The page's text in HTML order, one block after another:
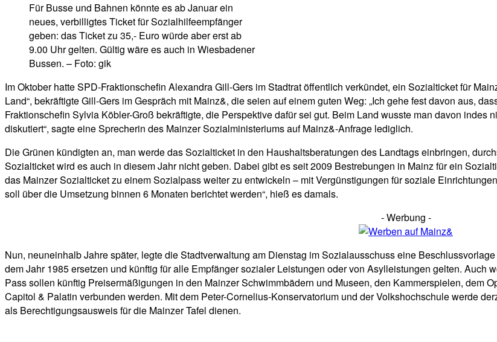
Für Busse und Bahnen könnte es ab Januar ein
neues, verbilligtes Ticket für Sozialhilfeempfänger
geben: das Ticket zu 35,- Euro würde aber erst ab
9.00 Uhr gelten. Gültig wäre es auch in Wiesbadener
Bussen. – Foto: gik
Im Oktober hatte SPD-Fraktionschefin Alexandra Gill-Gers im Stadtrat öffentlich verkündet, ein Sozialticket für
Land“, bekräftigte Gill-Gers im Gespräch mit Mainz&, die seien auf einem guten Weg: „Ich gehe fest davon aus,
Fraktionschefin Sylvia Köbler-Groß bekräftigte, die Perspektive dafür sei gut. Beim Land wusste man davon indes
diskutiert“, sagte eine Sprecherin des Mainzer Sozialministeriums auf Mainz&-Anfrage lediglich.
Die Grünen kündigten an, man werde das Sozialticket in den Haushaltsberatungen des Landtags einbringen,
Sozialticket wird es auch in diesem Jahr nicht geben. Dabei gibt es seit 2009 Bestrebungen in Mainz für ein
das Mainzer Sozialticket zu einem Sozialpass weiter zu entwickeln – mit Vergünstigungen für soziale
soll über die Umsetzung binnen 6 Monaten berichtet werden“, hieß es damals.
- Werbung -
Nun, neuneinhalb Jahre später, legte die Stadtverwaltung am Dienstag im Sozialausschuss eine
dem Jahr 1985 ersetzen und künftig für alle Empfänger sozialer Leistungen oder von Asylleistungen gelten. Auch
Pass sollen künftig Preisermäßigungen in den Mainzer Schwimmbädern und Museen, den Kammerspielen, dem
Capitol & Palatin verbunden werden. Mit dem Peter-Cornelius-Konservatorium und der Volkshochschule werde
als Berechtigungsausweis für die Mainzer Tafel dienen.